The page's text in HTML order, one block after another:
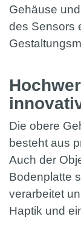
Gehäuse
des Sensors
Die obere
besteht aus
Auch der
Bodenplatte
verarbeitet
Haptik und